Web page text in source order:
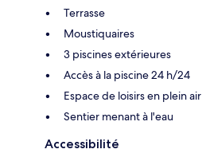
Terrasse
Moustiquaires
3 piscines extérieures
Accès à la piscine 24 h/24
Espace de loisirs en plein air
Sentier menant à l'eau
Accessibilité